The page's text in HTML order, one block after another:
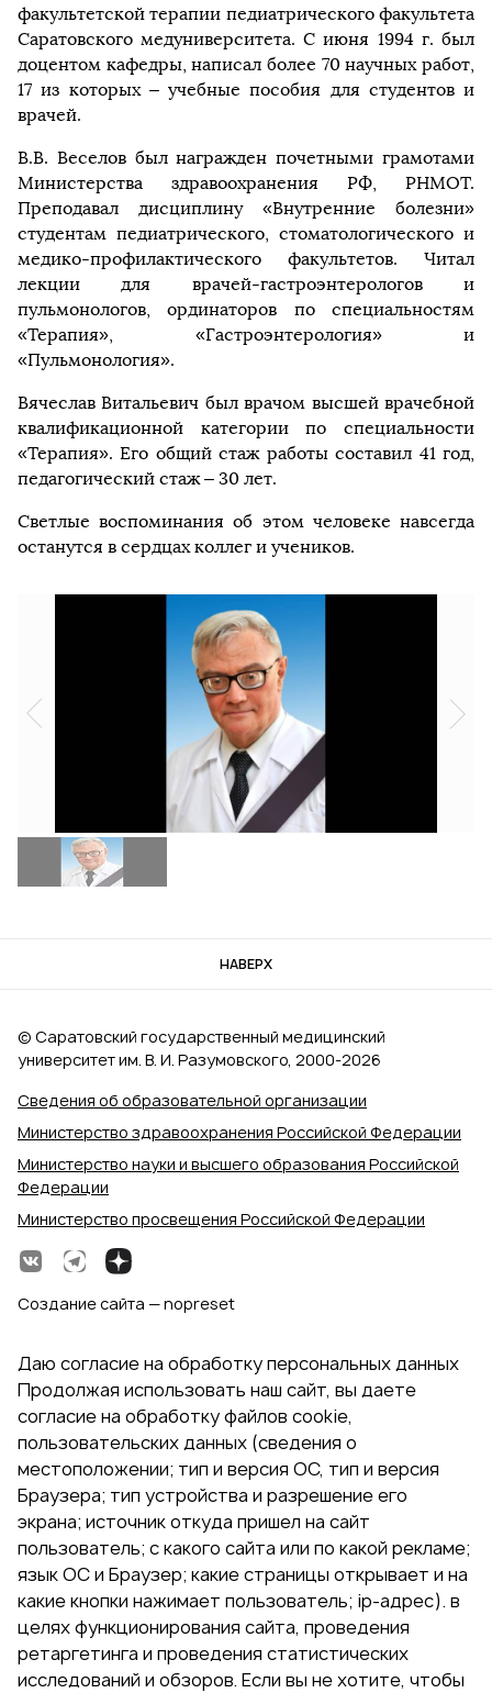
факультетской терапии педиатрического факультета
Саратовского медуниверситета. С июня 1994 г. был
доцентом кафедры, написал более 70 научных работ,
17 из которых – учебные пособия для студентов и
врачей.
В.В. Веселов был награжден почетными грамотами
Министерства здравоохранения РФ, РНМОТ.
Преподавал дисциплину «Внутренние болезни»
студентам педиатрического, стоматологического и
медико-профилактического факультетов. Читал
лекции для врачей-гастроэнтерологов и
пульмонологов, ординаторов по специальностям
«Терапия», «Гастроэнтерология» и
«Пульмонология».
Вячеслав Витальевич был врачом высшей врачебной
квалификационной категории по специальности
«Терапия». Его общий стаж работы составил 41 год,
педагогический стаж – 30 лет.
Светлые воспоминания об этом человеке навсегда
останутся в сердцах коллег и учеников.
НАВЕРХ
Сведения об образовательной организации
Министерство здравоохранения Российской Федерации
Министерство науки и высшего образования Российской
Федерации
Министерство просвещения Российской Федерации
© Саратовский государственный медицинский
университет им. В. И. Разумовского, 2000‑2026
Создание сайта — nopreset
Даю согласие на обработку персональных данных
Продолжая использовать наш сайт, вы даете
согласие на обработку файлов cookie,
пользовательских данных (сведения о
местоположении; тип и версия ОС, тип и версия
Браузера; тип устройства и разрешение его
экрана; источник откуда пришел на сайт
пользователь; с какого сайта или по какой рекламе;
язык ОС и Браузер; какие страницы открывает и на
какие кнопки нажимает пользователь; ip-адрес). в
целях функционирования сайта, проведения
ретаргетинга и проведения статистических
исследований и обзоров. Если вы не хотите, чтобы